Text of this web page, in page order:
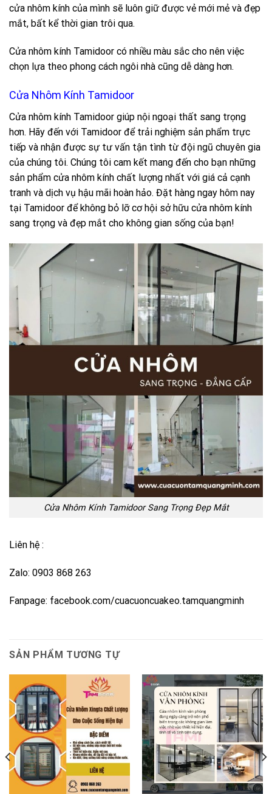
cửa nhôm kính của mình sẽ luôn giữ được vẻ mới mẻ và đẹp
mắt, bất kể thời gian trôi qua.
Cửa nhôm kính Tamidoor có nhiều màu sắc cho nên việc
chọn lựa theo phong cách ngôi nhà cũng dễ dàng hơn.
Cửa Nhôm Kính Tamidoor
Cửa nhôm kính Tamidoor giúp nội ngoại thất sang trọng
hơn. Hãy đến với Tamidoor để trải nghiệm sản phẩm trực
tiếp và nhận được sự tư vấn tận tình từ đội ngũ chuyên gia
của chúng tôi. Chúng tôi cam kết mang đến cho bạn những
sản phẩm cửa nhôm kính chất lượng nhất với giá cả cạnh
tranh và dịch vụ hậu mãi hoàn hảo. Đặt hàng ngay hôm nay
tại Tamidoor để không bỏ lỡ cơ hội sở hữu cửa nhôm kính
sang trọng và đẹp mắt cho không gian sống của bạn!
Cửa Nhôm Kính Tamidoor Sang Trọng Đẹp Mắt
Liên hệ :
Zalo: 0903 868 263
Fanpage: facebook.com/cuacuoncuakeo.tamquangminh
SẢN PHẨM TƯƠNG TỰ